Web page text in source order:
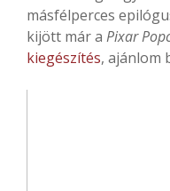
másfélperces
kijött már a Pixar
kiegészítés, ajánlom